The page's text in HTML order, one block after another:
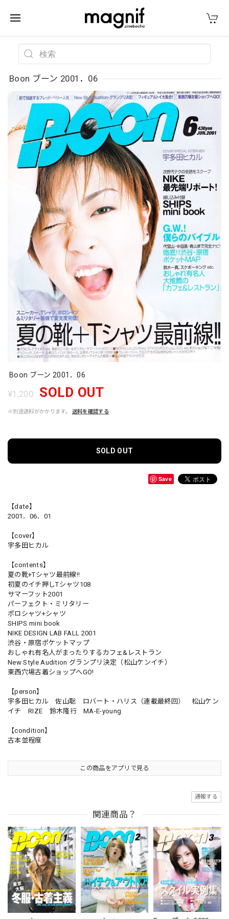
Boon ブーン 2001．06
Boon ブーン 2001．06
¥1,200 SOLD OUT
※別途送料がかかります。 送料を確認する
SOLD OUT
Save
【date】
2001．06．01
【cover】
宇多田ヒカル
【contents】
夏の靴+Tシャツ最前線!!
初夏のイチ押しTシャツ108
サマーフット2001
パーフェクト・ミリタリー
ポロシャツ+シャツ
SHIPS mini book
NIKE DESIGN LAB FALL 2001
渋谷・原宿ポケットマップ
おしゃれ有名人がまったりするカフェ&レストラン
New Style Audition グランプリ決定（松山ケンイチ）
東西穴場古着ショップへGO!
【person】
宇多田ヒカル 佐山聡 ロバート・ハリス（連載最終回） 松山ケン
イチ RIZE 鈴木隆行 MA-E-young
【condition】
古本並程度
この商品をアプリで見る
通報する
関連商品？